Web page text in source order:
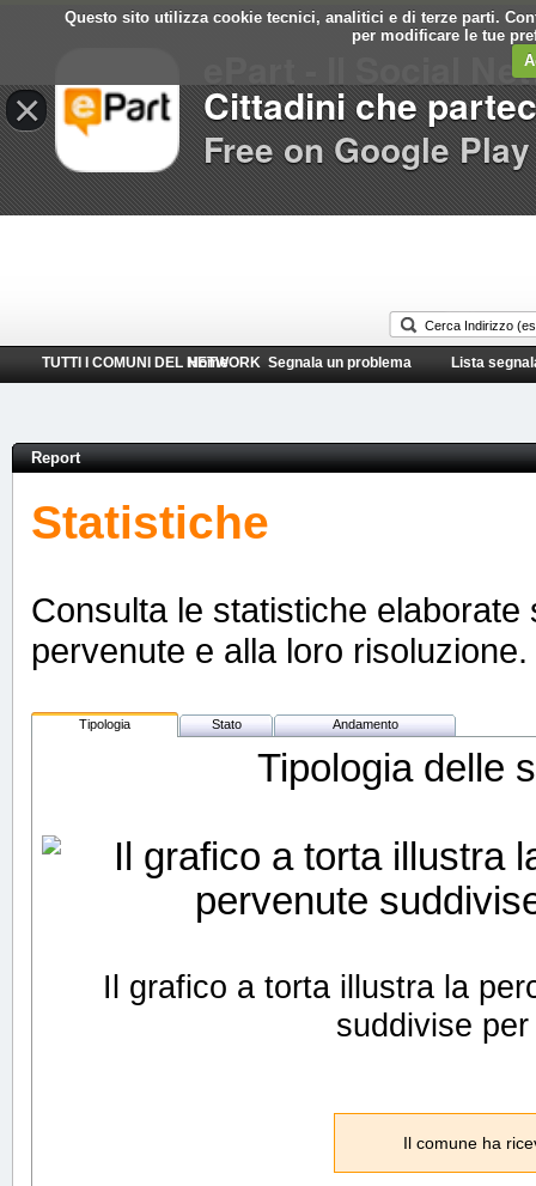
Questo sito utilizza cookie tecnici, analitici e di terze parti.
per modificare le tue
TUTTI I COMUNI DEL NETWORK
Home Segnala un problema Lista
Report
Statistiche
Consulta le statistiche
pervenute e alla loro risoluzione.
Tipologia Stato Andamento
Tipologia delle
Il grafico a torta illustra la
suddivise
Il comune ha
×
ePart - Il Social
Cittadini che
Free on Google Play